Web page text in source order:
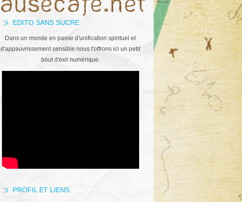
EDITO SANS SUCRE
Dans un monde en passe d'unification spirituel et
d'appauvrissement sensible nous t'offrons ici un petit
bout d'exil numérique.
PROFIL ET LIENS